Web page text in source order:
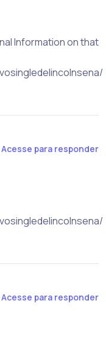
Information on that
Acesse para responder
Acesse para responder